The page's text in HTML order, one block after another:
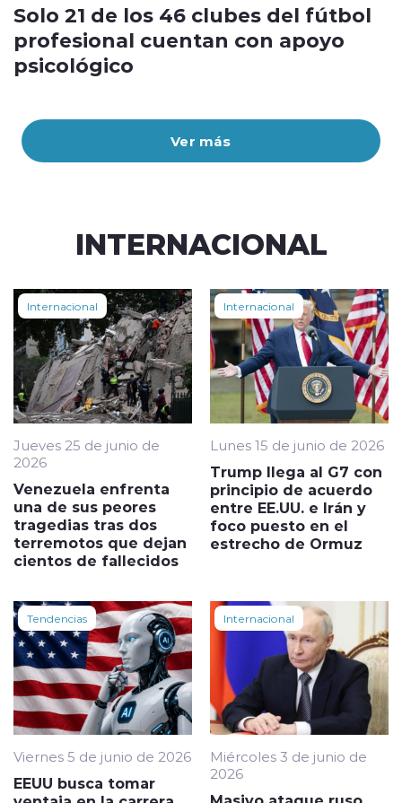
Ver más
Solo 21 de los 46 clubes del fútbol
profesional cuentan con apoyo
psicológico
INTERNACIONAL
Internacional
Jueves 25 de junio de
2026
Venezuela enfrenta
una de sus peores
tragedias tras dos
terremotos que dejan
cientos de fallecidos
Internacional
Lunes 15 de junio de 2026
Trump llega al G7 con
principio de acuerdo
entre EE.UU. e Irán y
foco puesto en el
estrecho de Ormuz
Tendencias
Viernes 5 de junio de 2026
EEUU busca tomar
Internacional
Miércoles 3 de junio de
2026